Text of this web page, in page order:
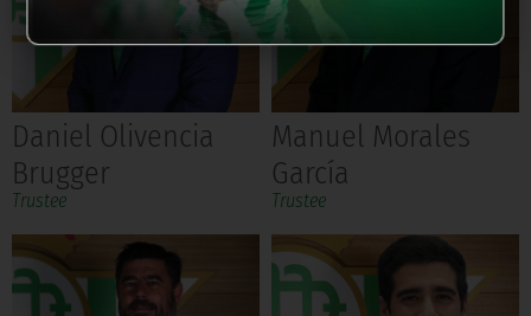
Daniel Olivencia
Brugger
Trustee
Manuel Morales
García
Trustee